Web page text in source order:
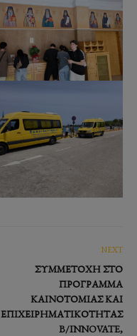
NEXT
ΣΥΜΜΕΤΟΧΉ ΣΤΟ
ΠΡΌΓΡΑΜΜΑ
ΚΑΙΝΟΤΟΜΊΑΣ ΚΑΙ
ΕΠΙΧΕΙΡΗΜΑΤΙΚΌΤΗΤΑΣ
B/INNOVATE,